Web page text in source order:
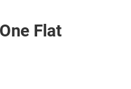
Flat